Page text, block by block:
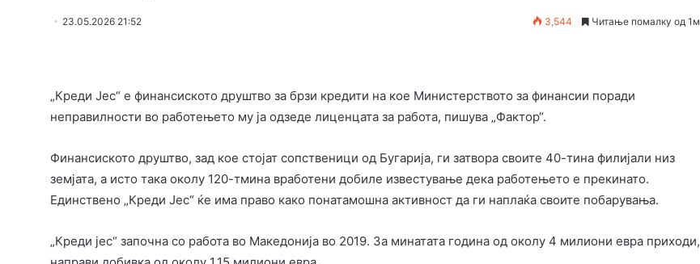
23.05.2026 21:52 3,544 Читање помалку од 1м
„Креди Јес“ е финансиското друштво за брзи кредити на кое Министерството за финансии поради
неправилности во работењето му ја одзеде лиценцата за работа, пишува „Фактор“.
Финансиското друштво, зад кое стојат сопственици од Бугарија, ги затвора своите 40-тина филијали низ
земјата, а исто така околу 120-тмина вработени добиле известување дека работењето е прекинато.
Единствено „Креди Јес“ ќе има право како понатамошна активност да ги наплаќа своите побарувања.
„Креди јес“ започна со работа во Македонија во 2019. За минатата година од околу 4 милиони евра приходи,